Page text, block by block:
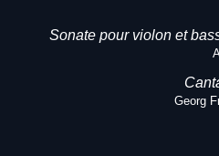
Sonate pour violon et
Georg